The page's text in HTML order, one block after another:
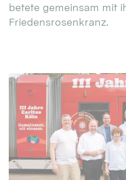
betete gemeinsam mit
Friedensrosenkranz.